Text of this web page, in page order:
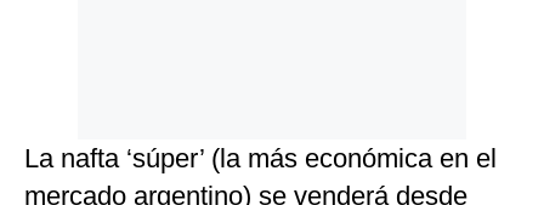
La nafta ‘súper’ (la más económica en el
mercado argentino) se venderá desde